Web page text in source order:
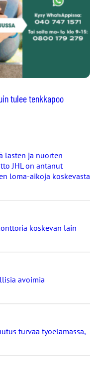
tulee tenkkapoo
lasten ja nuorten
JHL on antanut
loma-aikoja koskevasta
koskevan lain
avoimia
turvaa työelämässä,